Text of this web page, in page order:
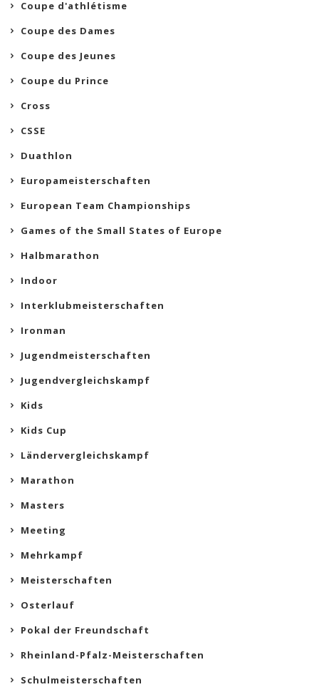
Coupe d'athlétisme
Coupe des Dames
Coupe des Jeunes
Coupe du Prince
Cross
CSSE
Duathlon
Europameisterschaften
European Team Championships
Games of the Small States of Europe
Halbmarathon
Indoor
Interklubmeisterschaften
Ironman
Jugendmeisterschaften
Jugendvergleichskampf
Kids
Kids Cup
Ländervergleichskampf
Marathon
Masters
Meeting
Mehrkampf
Meisterschaften
Osterlauf
Pokal der Freundschaft
Rheinland-Pfalz-Meisterschaften
Schulmeisterschaften